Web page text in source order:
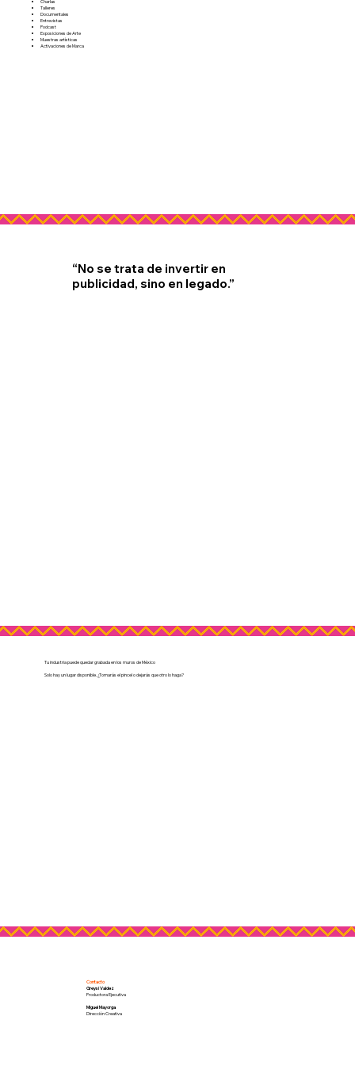
Charlas
Talleres​
Documentales
Entrevistas
Podcast
Exposiciones de Arte
Muestras artísticas
Activaciones de Marca
“No se trata de invertir en
publicidad, sino en legado.”
Tu industria puede quedar grabada en los muros de México
Solo hay un lugar disponible. ¿Tomarás el pincel o dejarás que otro lo haga?
Contacto
Greysi Valdez
Productora Ejecutiva
Miguel Mayorga
Dirección Creativa